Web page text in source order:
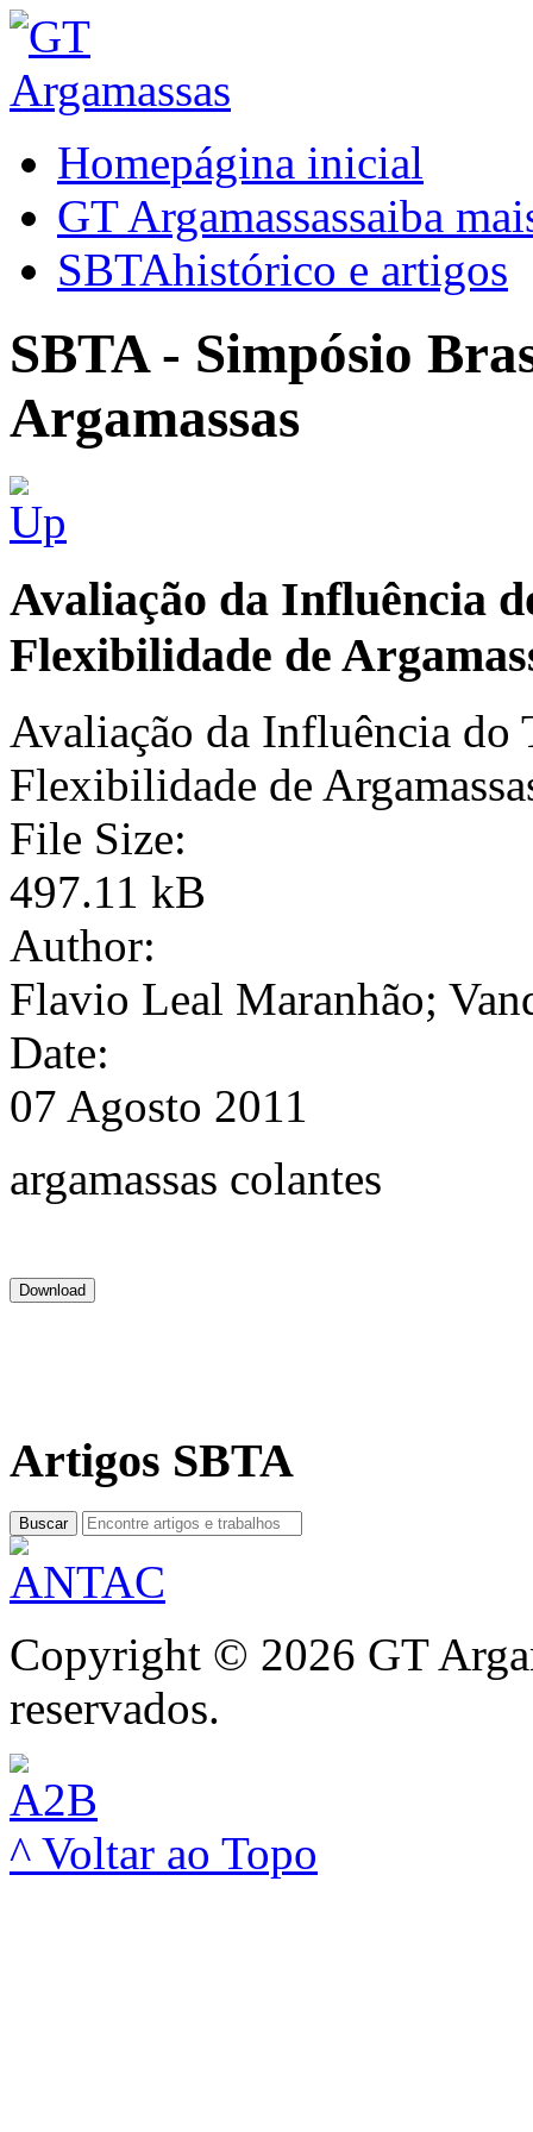
Homepágina inicial
GT Argamassassaiba
SBTAhistórico e artigos
SBTA - Simpósio
Argamassas
Avaliação da Influência
Flexibilidade de
Avaliação da Influência do
Flexibilidade de
File Size:
497.11 kB
Author:
Flavio Leal Maranhão;
Date:
07 Agosto 2011
argamassas colantes
Artigos SBTA
Buscar
Copyright © 2026 GT
reservados.
^ Voltar ao Topo